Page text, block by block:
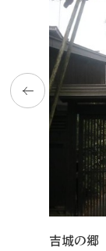
吉城の